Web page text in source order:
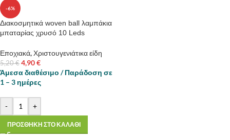
-6%
Διακοσμητικά woven ball λαμπάκια
μπαταρίας χρυσό 10 Leds
Εποχιακά,Χριστουγενιάτικα είδη
5,20€ 4,90€
Άμεσα διαθέσιμο / Παράδοση σε
1 – 3 ημέρες
- +
ΠΡΟΣΘΗΚΗ ΣΤΟ ΚΑΛΑΘΙ